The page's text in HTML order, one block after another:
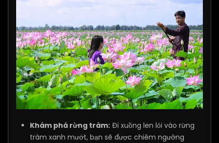
Khám phá rừng tràm: Đi xuồng len lỏi vào rừng
tràm xanh mướt, bạn sẽ được chiêm ngưỡng